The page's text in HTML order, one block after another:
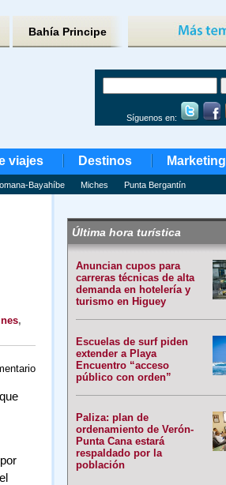
Bahía Principe
Síguenos en:
viajes Destinos Marketing
Bayahíbe Miches Punta Bergantín
,
Última hora turística
Anuncian cupos para
carreras técnicas de alta
demanda en hotelería y
turismo en Higuey
Escuelas de surf piden
extender a Playa
Encuentro “acceso
público con orden”
Paliza: plan de
ordenamiento de Verón-
Punta Cana estará
respaldado por la
población